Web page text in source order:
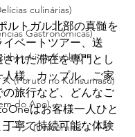
culinárias)
Gastronómicas)
teki na Kyōkai)
(Poruto no Kurisumasu)
do Ano)
ーン (Unicórnios
ルトガル北部の真髄を
ベートツアー、送
れた滞在を専門とし
様、カップル、ご家
旅行など、どんなご
はお客様一人ひと
寧で持続可能な体験